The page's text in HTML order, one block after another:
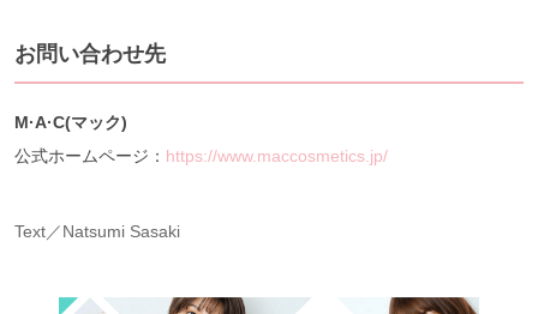
お問い合わせ先
M·A·C(マック)
公式ホームページ： https://www.maccosmetics.jp/
Text／Natsumi Sasaki